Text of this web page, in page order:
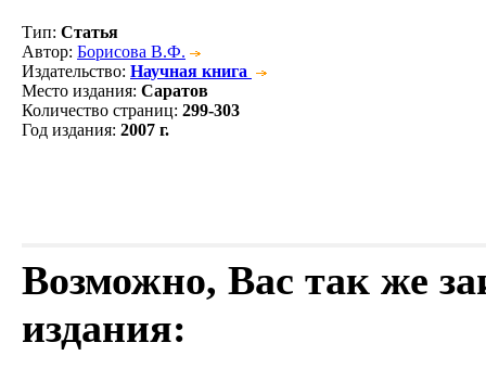
Тип: Статья
Автор: Борисова В.Ф.
Издательство: Научная книга
Место издания: Саратов
Количество страниц: 299-303
Год издания: 2007 г.
Возможно, Вас так же
издания: